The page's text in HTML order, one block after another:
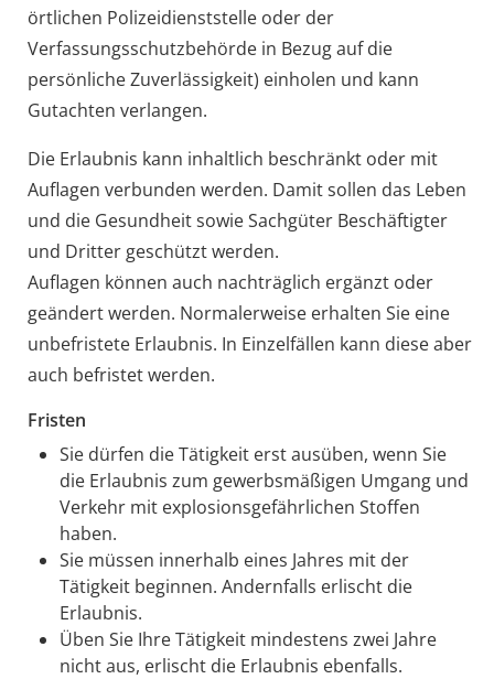
örtlichen Polizeidienststelle oder der
Verfassungsschutzbehörde in Bezug auf die
persönliche Zuverlässigkeit) einholen und kann
Gutachten verlangen.
Die Erlaubnis kann inhaltlich beschränkt oder mit
Auflagen verbunden werden. Damit sollen das Leben
und die Gesundheit sowie Sachgüter Beschäftigter
und Dritter geschützt werden.
Auflagen können auch nachträglich ergänzt oder
geändert werden. Normalerweise erhalten Sie eine
unbefristete Erlaubnis. In Einzelfällen kann diese aber
auch befristet werden.
Fristen
Sie dürfen die Tätigkeit erst ausüben, wenn Sie
die Erlaubnis zum gewerbsmäßigen Umgang und
Verkehr mit explosionsgefährlichen Stoffen
haben.
Sie müssen innerhalb eines Jahres mit der
Tätigkeit beginnen. Andernfalls erlischt die
Erlaubnis.
Üben Sie Ihre Tätigkeit mindestens zwei Jahre
nicht aus, erlischt die Erlaubnis ebenfalls.